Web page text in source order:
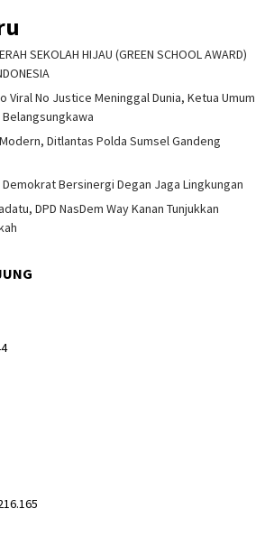
SEKOLAH HIJAU (GREEN SCHOOL AWARD)
Viral No Justice Meninggal Dunia, Ketua Umum
Belangsungkawa
Ditlantas Polda Sumsel Gandeng
Bersinergi Degan Jaga Lingkungan
DPD NasDem Way Kanan Tunjukkan